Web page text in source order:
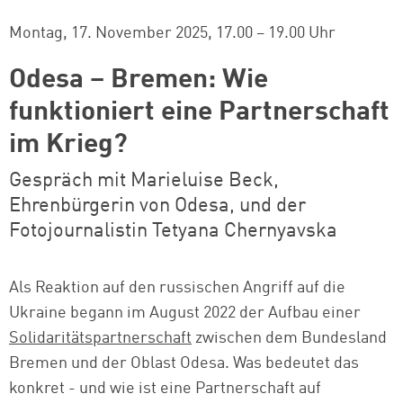
Montag, 17. November 2025 17.00 – 19.00 Uhr
Odesa – Bremen: Wie
funktioniert eine Partnerschaft
im Krieg?
Gespräch mit Marieluise Beck,
Ehrenbürgerin von Odesa, und der
Fotojournalistin Tetyana Chernyavska
Als Reaktion auf den russischen Angriff auf die
Ukraine begann im August 2022 der Aufbau einer
Solidaritätspartnerschaft zwischen dem Bundesland
Bremen und der Oblast Odesa. Was bedeutet das
konkret - und wie ist eine Partnerschaft auf